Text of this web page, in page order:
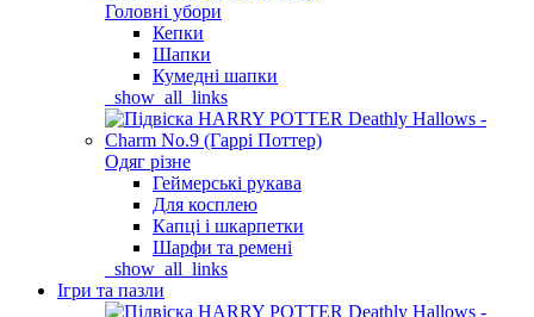
Головні убори
Кепки
Шапки
Кумедні шапки
_show_all_links
Одяг різне
Геймерські рукава
Для косплею
Капці і шкарпетки
Шарфи та ремені
_show_all_links
Ігри та пазли